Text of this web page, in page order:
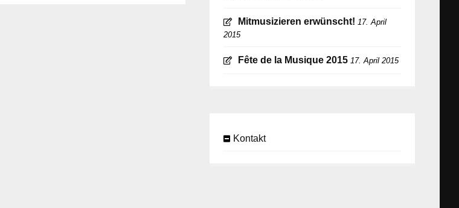
Mitmusizieren erwünscht! 17. April
2015
Fête de la Musique 2015 17. April 2015
Kontakt